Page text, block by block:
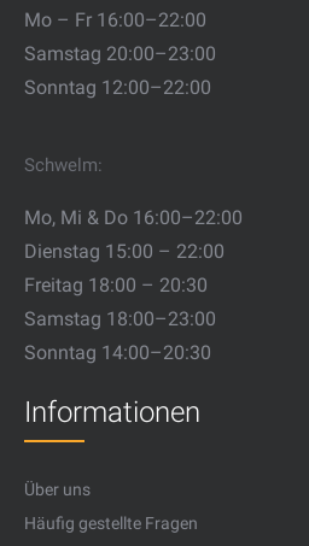
Mo – Fr 16:00–22:00
Samstag 20:00–23:00
Sonntag 12:00–22:00
Schwelm:
Mo, Mi & Do 16:00–22:00
Dienstag 15:00 – 22:00
Freitag 18:00 – 20:30
Samstag 18:00–23:00
Sonntag 14:00–20:30
Informationen
Über uns
Häufig gestellte Fragen